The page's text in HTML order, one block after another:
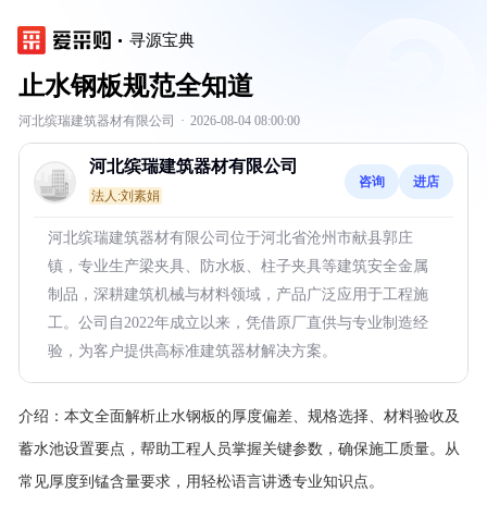
寻源宝典
止水钢板规范全知道
河北缤瑞建筑器材有限公司 · 2026-08-04 08:00:00
河北缤瑞建筑器材有限公司
法人:刘素娟
咨询 进店
河北缤瑞建筑器材有限公司位于河北省沧州市献县郭庄
镇，专业生产梁夹具、防水板、柱子夹具等建筑安全金属
制品，深耕建筑机械与材料领域，产品广泛应用于工程施
工。公司自2022年成立以来，凭借原厂直供与专业制造经
验，为客户提供高标准建筑器材解决方案。
介绍： 本文全面解析止水钢板的厚度偏差、规格选择、材料验收及
蓄水池设置要点，帮助工程人员掌握关键参数，确保施工质量。从
常见厚度到锰含量要求，用轻松语言讲透专业知识点。